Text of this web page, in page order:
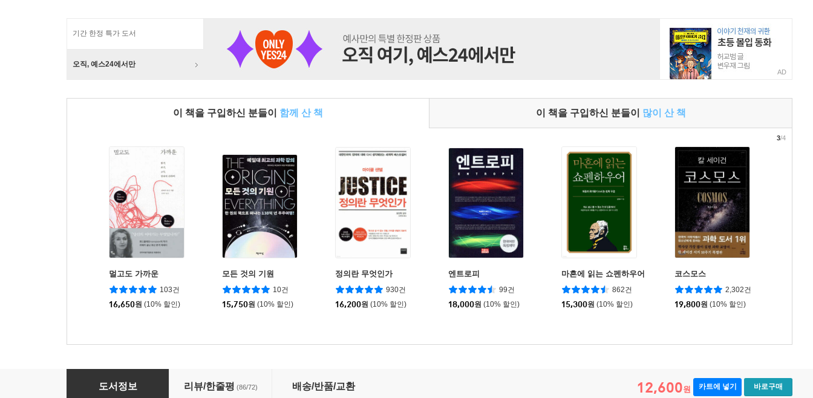
기간 한정 특가 도서
오직, 예스24에서만
AD
이 책을 구입하신 분들이 함께 산 책 이 책을 구입하신 분들이 많이 산 책
멀고도 가까운
103건
16,650원 (10% 할인)
모든 것의 기원
10건
15,750원 (10% 할인)
정의란 무엇인가
930건
16,200원 (10% 할인)
엔트로피
99건
18,000원 (10% 할인)
마흔에 읽는 쇼펜하우어
862건
15,300원 (10% 할인)
코스모스
2,302건
19,800원 (10% 할인)
3/4
오래된 미래
도서정보 리뷰/한줄평 (86/72) 배송/반품/교환 12,600원 카트에 넣기 바로구매